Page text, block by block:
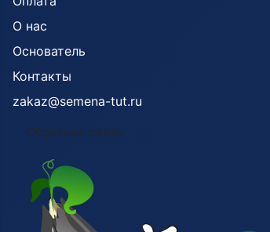
О нас
Основатель
Контакты
zakaz@semena-tut.ru
Обратная связь